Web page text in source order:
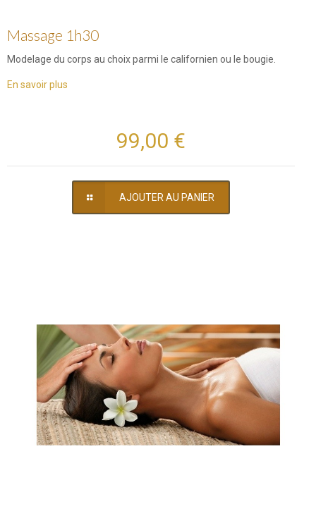
Massage 1h30
Modelage du corps au choix parmi le californien ou le bougie.
En savoir plus
99,00 €
AJOUTER AU PANIER